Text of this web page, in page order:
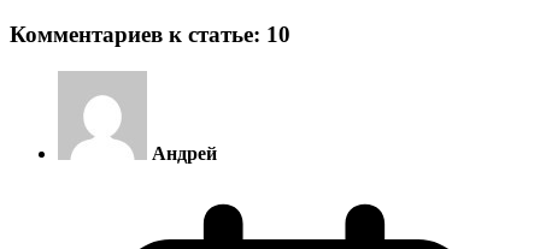
Комментариев к статье: 10
Андрей